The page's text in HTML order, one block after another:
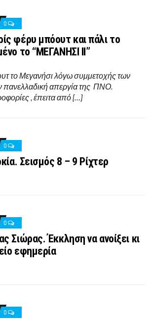
0
φέρυ μπόουτ και πάλι το
το “ΜΕΓΑΝΗΣΙ ΙΙ”
το Μεγανήσι λόγω συμμετοχής των
πανελλαδική απεργία της ΠΝΟ.
, έπειτα από […]
0
Σεισμός 8 – 9 Ρίχτερ
0
Σιώρας. Έκκληση να ανοίξει κι
εφημερία
0